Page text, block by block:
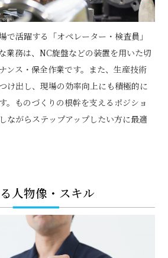
で活躍する「オペレーター・検査員」
業務は、NC旋盤などの装置を用いた切
ンス・保全作業です。また、生産技術
け出し、現場の効率向上にも積極的に
。ものづくりの根幹を支えるポジショ
ながらステップアップしたい方に最適
人物像・スキル